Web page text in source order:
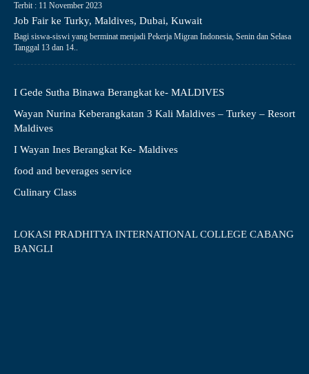
Terbit : 11 November 2023
Job Fair ke Turky, Maldives, Dubai, Kuwait
Bagi siswa-siswi yang berminat menjadi Pekerja Migran Indonesia, Senin dan Selasa
Tanggal 13 dan 14..
I Gede Sutha Binawa Berangkat ke- MALDIVES
Wayan Nurina Keberangkatan 3 Kali Maldives – Turkey – Resort
Maldives
I Wayan Ines Berangkat Ke- Maldives
food and beverages service
Culinary Class
LOKASI PRADHITYA INTERNATIONAL COLLEGE CABANG
BANGLI